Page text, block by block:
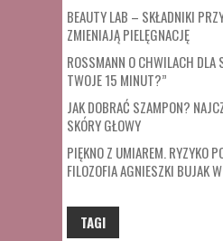
BEAUTY LAB – SKŁADNIKI
ZMIENIAJĄ PIELĘGNACJĘ
ROSSMANN O CHWILACH DLA
TWOJE 15 MINUT?”
JAK DOBRAĆ SZAMPON?
SKÓRY GŁOWY
PIĘKNO Z UMIAREM. RYZYKO
FILOZOFIA AGNIESZKI BUJAK
TAGI